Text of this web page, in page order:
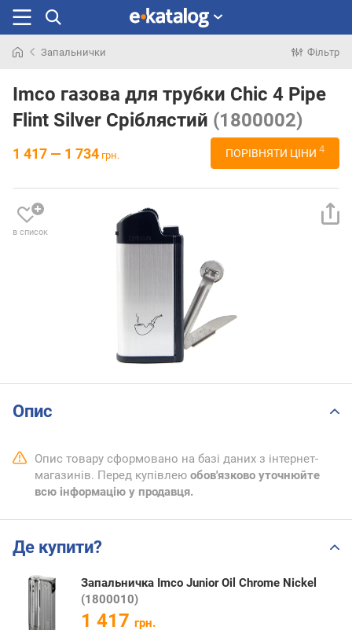
раніше
Запальнички Фільтр
Imco газова для трубки Chic 4 Pipe
Flint Silver Сріблястий (1800002)
1 417 — 1 734 грн. ПОРІВНЯТИ ЦІНИ 4
в список
Опис
Опис товару сформовано на базі даних з інтернет-
магазинів. Перед купівлею обов'язково уточнюйте
всю інформацію у продавця.
Де купити?
Запальничка Imco Junior Oil Chrome Nickel
(1800010)
1 417 грн.